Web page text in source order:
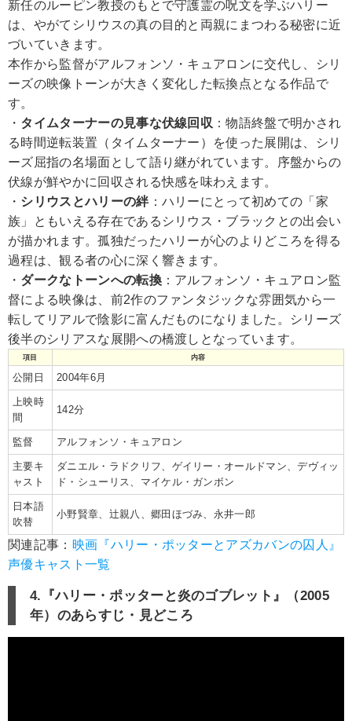
新任のルーピン教授のもとで守護霊の呪文を学ぶハリー
は、やがてシリウスの真の目的と両親にまつわる秘密に近
づいていきます。
本作から監督がアルフォンソ・キュアロンに交代し、シリ
ーズの映像トーンが大きく変化した転換点となる作品で
す。
・ タイムターナーの見事な伏線回収 ：物語終盤で明かされ
る時間逆転装置（タイムターナー）を使った展開は、シリ
ーズ屈指の名場面として語り継がれています。序盤からの
伏線が鮮やかに回収される快感を味わえます。
・ シリウスとハリーの絆：ハリーにとって初めての「家
族」ともいえる存在であるシリウス・ブラックとの出会い
が描かれます。孤独だったハリーが心のよりどころを得る
過程は、観る者の心に深く響きます。
・ ダークなトーンへの転換：アルフォンソ・キュアロン監
督による映像は、前2作のファンタジックな雰囲気から一
転してリアルで陰影に富んだものになりました。シリーズ
後半のシリアスな展開への橋渡しとなっています。
項目 内容
公開日 2004年6月
上映時
間
142分
監督 アルフォンソ・キュアロン
主要キ
ャスト
ダニエル・ラドクリフ、ゲイリー・オールドマン、デヴィッ
ド・シューリス、マイケル・ガンボン
日本語
吹替
小野賢章、辻親八、郷田ほづみ、永井一郎
関連記事： 映画『ハリー・ポッターとアズカバンの囚人』
声優キャスト一覧
4.『ハリー・ポッターと炎のゴブレット』（2005
年）のあらすじ・見どころ